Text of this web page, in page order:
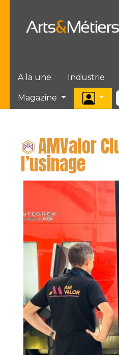
A la une Industrie
Magazine
AMValor
l’usinage